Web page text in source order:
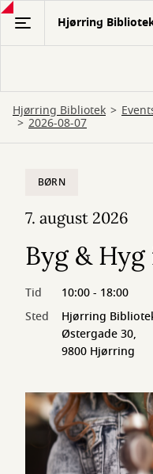
Gå
hovedindhold
Hjørring
Hjørring Bibliotek
2026-08-07
BØRN
7. august 2026
Byg &
Tid
10:00 - 18:00
Sted
Hjørring
Østergade 30,
9800 Hjørring